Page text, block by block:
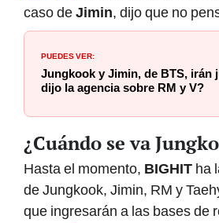
caso deJimin, dijo que no
PUEDES VER:
Jungkook y Jimin, de BTS,
dijo la agencia sobre RM y V?
¿Cuándo se va
Hasta el momento, BIGHIT ha
de Jungkook, Jimin, RM y
que ingresarán a las bases de